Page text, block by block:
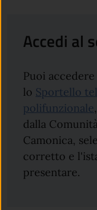
Accedi al
Puoi
lo Sportello
polifunzionale
dalla
Camonica,
corretto e
presentare.